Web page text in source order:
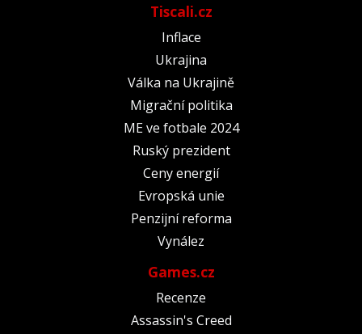
Tiscali.cz
Inflace
Ukrajina
Válka na Ukrajině
Migrační politika
ME ve fotbale 2024
Ruský prezident
Ceny energií
Evropská unie
Penzijní reforma
Vynález
Games.cz
Recenze
Assassin's Creed